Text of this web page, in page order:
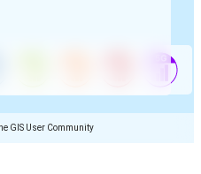
GIS User Community